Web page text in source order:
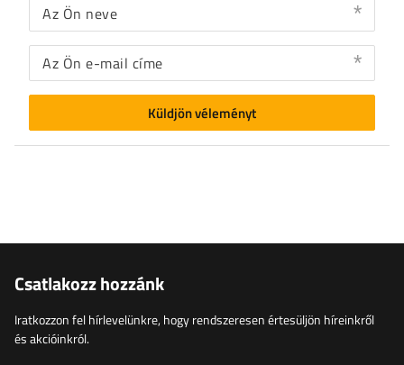
Az Ön neve
Az Ön e-mail címe
Küldjön véleményt
Csatlakozz hozzánk
Iratkozzon fel hírlevelünkre, hogy rendszeresen értesüljön híreinkről
és akcióinkról.